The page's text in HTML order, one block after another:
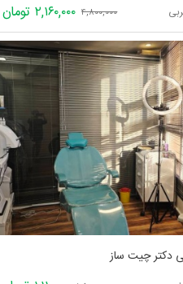
۴,۸۰۰,۰۰۰ ۲,۱۶۰,۰۰۰ تومان
دکتر چیت ساز